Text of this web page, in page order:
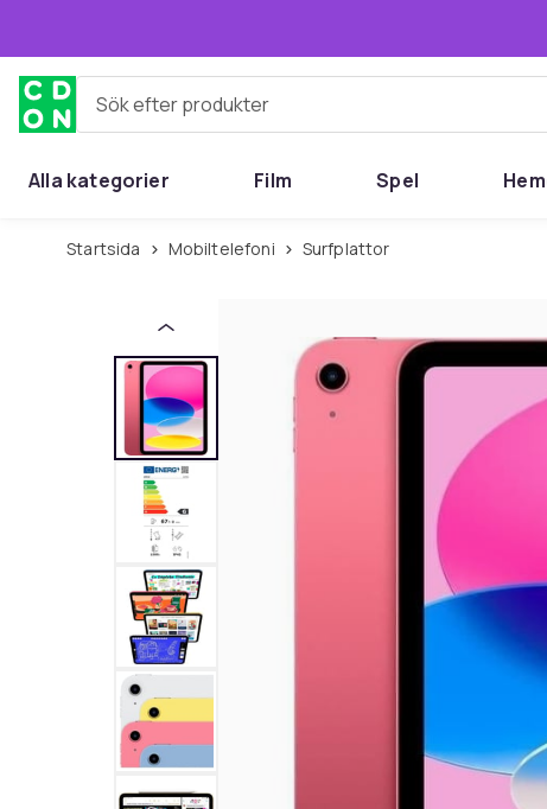
Sök efter produkter
Alla kategorier Film Spel
Startsida Mobiltelefoni Surfplattor